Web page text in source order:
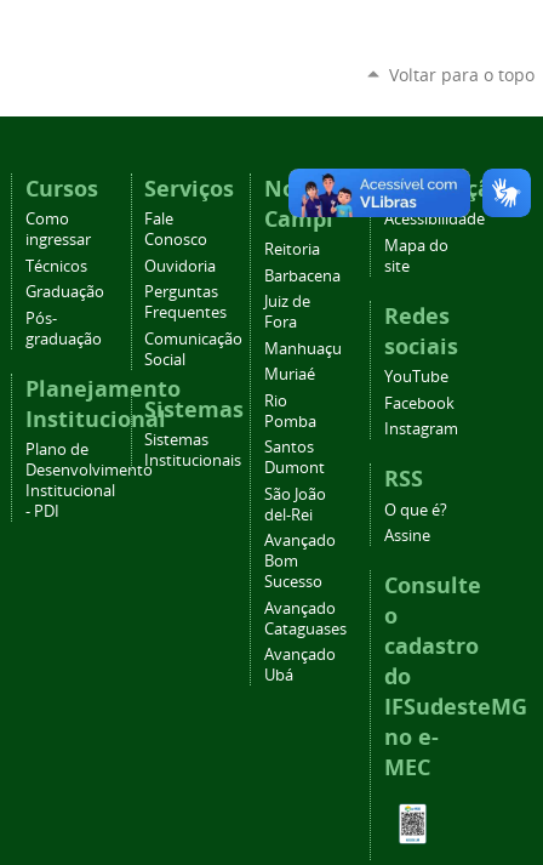
Voltar para o topo
Cursos
Como
ingressar
Técnicos
Graduação
Pós-
graduação
Planejamento
Institucional
Plano de
Desenvolvimento
Institucional
- PDI
Serviços
Fale
Conosco
Ouvidoria
Perguntas
Frequentes
Comunicação
Social
Sistemas
Sistemas
Institucionais
Nossos
Campi
Reitoria
Barbacena
Juiz de
Fora
Manhuaçu
Muriaé
Rio
Pomba
Santos
Dumont
São João
del-Rei
Avançado
Bom
Sucesso
Avançado
Cataguases
Avançado
Ubá
Navegação
Acessibilidade
Mapa do
site
Redes
sociais
YouTube
Facebook
Instagram
RSS
O que é?
Assine
Consulte
o
cadastro
do
IFSudesteMG
no e-
MEC